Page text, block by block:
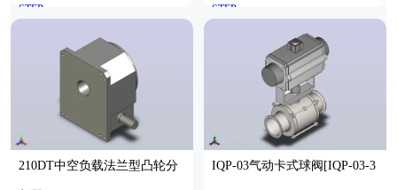
P40-N3
STEP STEP
210DT中空负载法兰型凸轮分 IQP-03气动卡式球阀[IQP-03-3